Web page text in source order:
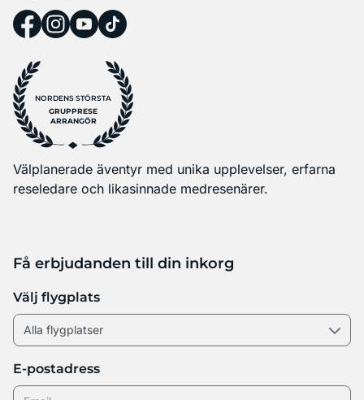
NORDENS STÖRSTA
GRUPPRESE
ARRANGÖR
Välplanerade äventyr med unika upplevelser, erfarna
reseledare och likasinnade medresenärer.
Få erbjudanden till din inkorg
Välj flygplats
E-postadress